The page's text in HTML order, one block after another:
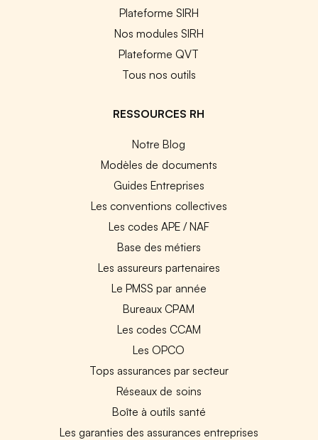
Plateforme SIRH
Nos modules SIRH
Plateforme QVT
Tous nos outils
RESSOURCES RH
Notre Blog
Modèles de documents
Guides Entreprises
Les conventions collectives
Les codes APE / NAF
Base des métiers
Les assureurs partenaires
Le PMSS par année
Bureaux CPAM
Les codes CCAM
Les OPCO
Tops assurances par secteur
Réseaux de soins
Boîte à outils santé
Les garanties des assurances entreprises